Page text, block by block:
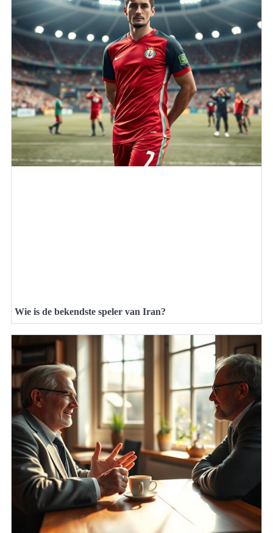
Wie is de bekendste speler van Iran?